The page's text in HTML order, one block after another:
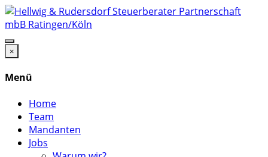
×
Menü
Home
Team
Mandanten
Jobs